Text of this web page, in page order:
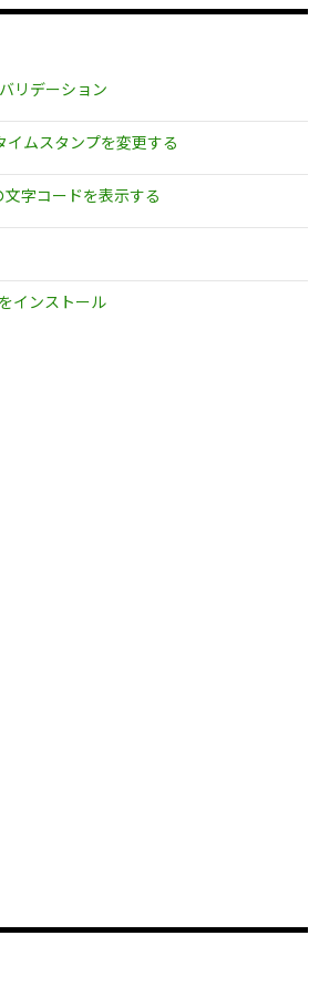
リデーション
ムスタンプを変更する
字コードを表示する
インストール